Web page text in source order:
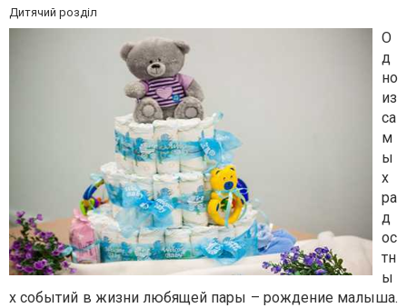
Дитячий розділ
О
д
но
из
са
м
ы
х
ра
д
ос
тн
ы
х событий в жизни любящей пары – рождение малыша.